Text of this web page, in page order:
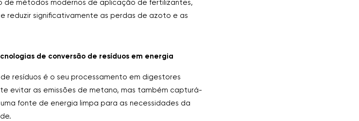
de métodos modernos de aplicação de fertilizantes,
reduzir significativamente as perdas de azoto e as
de conversão de resíduos em energia
resíduos é o seu processamento em digestores
evitar as emissões de metano, mas também capturá-
fonte de energia limpa para as necessidades da